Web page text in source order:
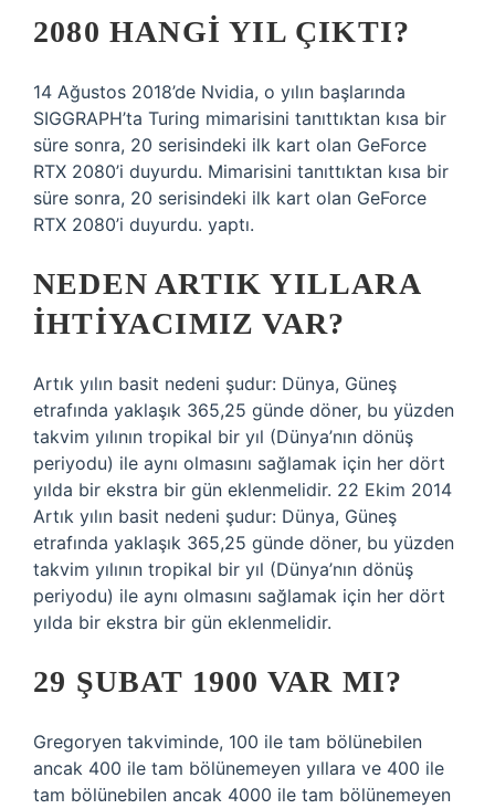
2080 HANGI YIL ÇIKTI?
14 Ağustos 2018’de Nvidia, o yılın başlarında
SIGGRAPH’ta Turing mimarisini tanıttıktan kısa bir
süre sonra, 20 serisindeki ilk kart olan GeForce
RTX 2080’i duyurdu. Mimarisini tanıttıktan kısa bir
süre sonra, 20 serisindeki ilk kart olan GeForce
RTX 2080’i duyurdu. yaptı.
NEDEN ARTIK YILLARA
IHTIYACIMIZ VAR?
Artık yılın basit nedeni şudur: Dünya, Güneş
etrafında yaklaşık 365,25 günde döner, bu yüzden
takvim yılının tropikal bir yıl (Dünya’nın dönüş
periyodu) ile aynı olmasını sağlamak için her dört
yılda bir ekstra bir gün eklenmelidir. 22 Ekim 2014
Artık yılın basit nedeni şudur: Dünya, Güneş
etrafında yaklaşık 365,25 günde döner, bu yüzden
takvim yılının tropikal bir yıl (Dünya’nın dönüş
periyodu) ile aynı olmasını sağlamak için her dört
yılda bir ekstra bir gün eklenmelidir.
29 ŞUBAT 1900 VAR MI?
Gregoryen takviminde, 100 ile tam bölünebilen
ancak 400 ile tam bölünemeyen yıllara ve 400 ile
tam bölünebilen ancak 4000 ile tam bölünemeyen